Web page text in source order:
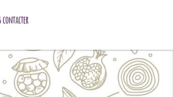
contacter